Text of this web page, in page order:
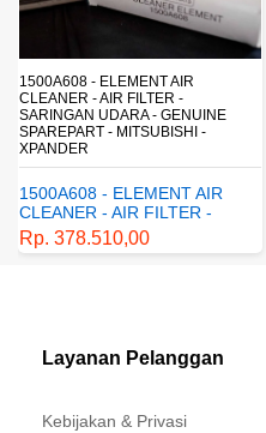
4013A330 - ARM ASSY FR SUSP
LWR RH - KAMPAK DEPAN BAWAH
KANAN - GENUINE SPAREPART -
MITSUBISHI - XPANDER
SUSP LWR RH - KAMPAK
DEPAN BAWAH KANAN -
GENUINE SPAREPART -
MITSUBISHI - XPANDER
Rp. 2.941.500,00
Layanan Pelanggan
Kebijakan & Privasi